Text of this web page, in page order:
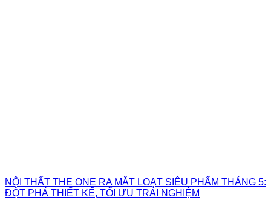
NỘI THẤT THE ONE RA MẮT LOẠT SIÊU PHẨM THÁNG 5:
ĐỘT PHÁ THIẾT KẾ, TỐI ƯU TRẢI NGHIỆM